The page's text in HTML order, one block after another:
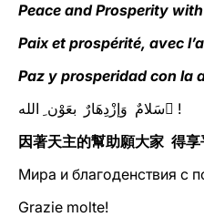
Peace and Prosperity with
Paix et prospérité, avec
Paz y prosperidad con la
سَلامٌ وَإزْدِهَارٌ بعَوْن ِ الله ِ!
因著天主的幫助願大家 得
Мира и благоденствия с
Grazie molte!